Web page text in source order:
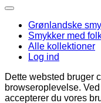
Grønlandske
Smykker med
Alle kollektioner
Log ind
Dette websted bruger
browseroplevelse.
accepterer du vores